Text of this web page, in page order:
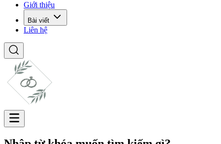
Giới thiệu
Bài viết
Liên hệ